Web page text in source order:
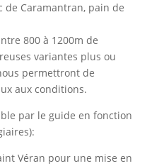
de Caramantran, pain de
800 à 1200m de
variantes plus ou
permettront de
aux conditions.
par le guide en fonction
Véran pour une mise en